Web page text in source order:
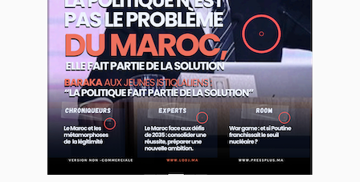
Inscription à la newsletter
Plus d'informations sur cette page :